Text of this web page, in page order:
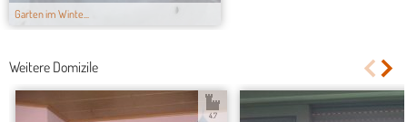
Garten im Winte...
Weitere Domizile
4.7